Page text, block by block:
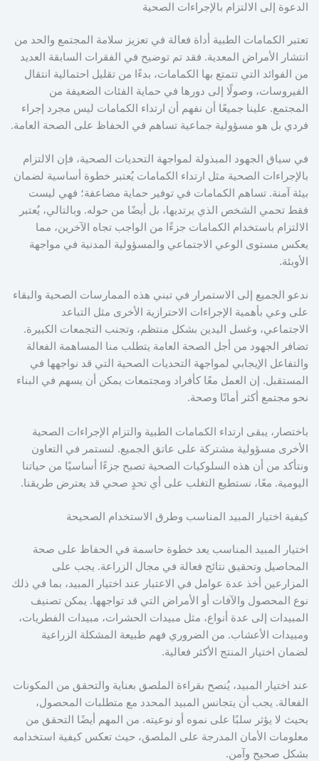
الدعوة إلى الالتزام بالإجراءات الصحية
تعتبر الكمامات الطبية أداة فعالة في تعزيز سلامة المجتمع والحد من
انتشار الأمراض المعدية. فقد تم توضيح في الفقرات السابقة العديد
من الفوائد التي تتمتع بها الكمامات، بدءًا من تقليل احتمالية انتقال
الفيروسات، وصولًا إلى دورها في حماية الفئات الضعيفة من
المجتمع. علينا جميعًا أن نفهم أن ارتداء الكمامات ليس مجرد إجراء
فردي بل هو مسؤولية جماعية تساهم في الحفاظ على الصحة العامة.
في سياق الجهود المبذولة لمواجهة التحديات الصحية، فإن الالتزام
بالإجراءات الصحية مثل ارتداء الكمامات يُعتبر خطوة أساسية لضمان
بيئة آمنة. تساهم الكمامات في توفير حماية مضاعفة؛ فهي ليست
فقط تحمي الشخص الذي يرتديها، بل أيضًا من حوله. وبالتالي، يُعتبر
الالتزام باستخدام الكمامات جزءًا من الواجب تجاه الآخرين، مما
يعكس مستوى الوعي الاجتماعي والمسؤولية المدنية في مواجهة
الأوبئة.
ندعو الجميع إلى الاستمرار في تبني هذه الممارسات الصحية والبقاء
على وعي بأهمية الإجراءات الاحترازية الأخرى مثل التباعد
الاجتماعي، وغسل اليدين بشكل منتظم، وتجنب التجمعات الكبيرة.
تضافر الجهود من أجل الصحة العامة يتطلب منا المساهمة الفعالة
والتفاعل الإيجابي لمواجهة التحديات الصحية التي قد نواجهها في
المستقبل. إن العمل معًا كأفراد ومجتمعات يمكن أن يسهم في البناء
نحو مجتمع أكثر أمانًا وصحة.
باختصار، يبقى ارتداء الكمامات الطبية والتزام الإجراءات الصحية
الأخرى مسؤولية مشتركة على عاتق الجميع. لنستمر في التعاون
ونتأكد من أن هذه السلوكيات الصحية تصبح جزءًا أساسيًا من حياتنا
اليومية. معًا، نستطيع التغلب على أي تحدٍ صحي قد يعترض طريقنا.
كيفية اختيار المبيد المناسب وطرق الاستخدام الصحيحة
اختيار المبيد المناسب يعد خطوة حاسمة في الحفاظ على صحة
المحاصيل وتحقيق نتائج فعالة في مجال الزراعة. يجب على
المزارعين أخذ عدة عوامل في الاعتبار عند اختيار المبيد، بما في ذلك
نوع المحصول والآفات أو الأمراض التي قد تواجهها. يمكن تصنيف
المبيدات إلى عدة أنواع، مثل مبيدات الحشرات، مبيدات الفطريات،
ومبيدات الأعشاب. من الضروري فهم طبيعة المشكلة الزراعية
لضمان اختيار المنتج الأكثر فعالية.
عند اختيار المبيد، يُنصح بقراءة الملصق بعناية والتحقق من المكونات
الفعالة. يجب أن يتجانس المبيد المحدد مع متطلبات المحصول،
بحيث لا يؤثر سلبًا على نموه أو نوعيته. من المهم أيضًا التحقق من
معلومات الأمان المدرجة على الملصق، حيث تعكس كيفية استخدامه
بشكل صحيح وآمن.